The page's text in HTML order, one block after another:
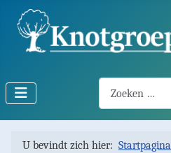
U bevindt zich hier: Startpagina